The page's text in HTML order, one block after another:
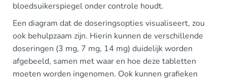
bloedsuikerspiegel onder controle houdt.
Een diagram dat de doseringsopties visualiseert, zou
ook behulpzaam zijn. Hierin kunnen de verschillende
doseringen (3 mg, 7 mg, 14 mg) duidelijk worden
afgebeeld, samen met waar en hoe deze tabletten
moeten worden ingenomen. Ook kunnen grafieken